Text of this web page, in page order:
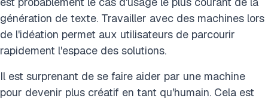
génération de texte. Travailler avec des machines lors
de l'idéation permet aux utilisateurs de parcourir
rapidement l'espace des solutions.
Il est surprenant de se faire aider par une machine
pour devenir plus créatif en tant qu'humain. Cela est